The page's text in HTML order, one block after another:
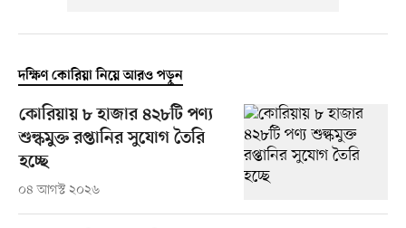
দক্ষিণ কোরিয়া নিয়ে আরও পড়ুন
কোরিয়ায় ৮ হাজার ৪২৮টি পণ্য
শুল্কমুক্ত রপ্তানির সুযোগ তৈরি
হচ্ছে
০৪ আগস্ট ২০২৬